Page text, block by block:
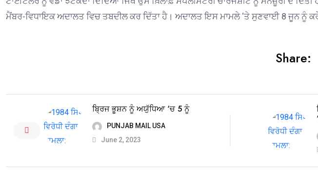
ਮੈਂਬਰ-ਵਿਧਾਇਕ ਅਦਾਲਤ ਵਿਚ ਤਬਦੀਲ ਕਰ ਦਿੱਤਾ ਹੈ। ਅਦਾਲਤ ਇਸ ਮਾਮਲੇ ‘ਤੇ ਸੁਣਵਾਈ 8 ਜੂਨ ਨੂੰ
Share:
ਬ੍ਰਿਜ ਭੂਸ਼ਨ ਨੂੰ ਅਯੁੱਧਿਆ ‘ਚ 5 ਨੂੰ
PUNJAB MAIL USA
June 2, 2023